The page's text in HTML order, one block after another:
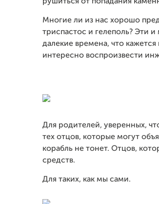
Многие ли из нас хорошо
триспастос и гелеполь? Эти
далекие времена, что
интересно воспроизвести
Для родителей, уверенных,
тех отцов, которые могут
корабль не тонет. Отцов,
средств.
Для таких, как мы сами.